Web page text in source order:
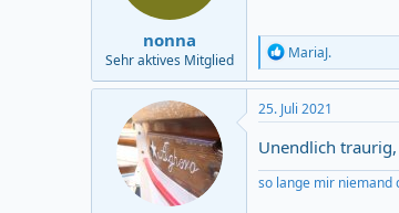
nonna
Sehr aktives Mitglied
R
e
a
c
t
o
n
s
MariaJ.
25. Juli 2021
Unendlich
so lange mir niemand